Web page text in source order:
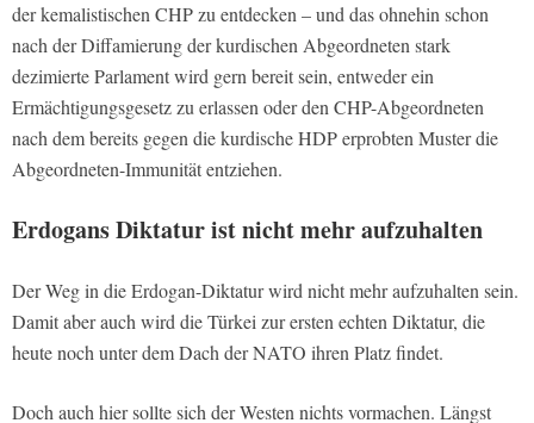
der kemalistischen CHP zu entdecken – und das ohnehin schon
nach der Diffamierung der kurdischen Abgeordneten stark
dezimierte Parlament wird gern bereit sein, entweder ein
Ermächtigungsgesetz zu erlassen oder den CHP-Abgeordneten
nach dem bereits gegen die kurdische HDP erprobten Muster die
Abgeordneten-Immunität entziehen.
Erdogans Diktatur ist nicht mehr aufzuhalten
Der Weg in die Erdogan-Diktatur wird nicht mehr aufzuhalten sein.
Damit aber auch wird die Türkei zur ersten echten Diktatur, die
heute noch unter dem Dach der NATO ihren Platz findet.
Doch auch hier sollte sich der Westen nichts vormachen. Längst